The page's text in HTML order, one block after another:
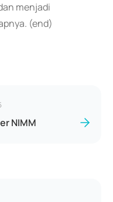
menjadi
(end)
NIMM